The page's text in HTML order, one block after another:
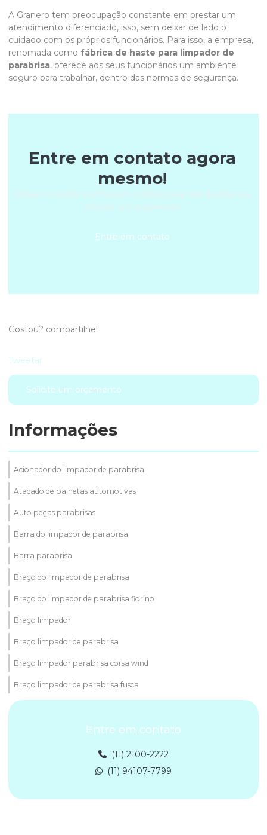
A Granero tem preocupação constante em prestar um
atendimento diferenciado, isso, sem deixar de lado o
cuidado com os próprios funcionários. Para isso, a empresa,
renomada como fábrica de haste para limpador de
parabrisa, oferece aos seus funcionários um ambiente
seguro para trabalhar, dentro das normas de segurança.
Entre em contato agora
mesmo!
Clique no botão e entre em contato para tirar dúvidas ou
solicitar um orçamento
Entre em contato
Gostou? compartilhe!
Tweetar
Solicite um orçamento
Informações
Acionador do limpador de parabrisa
Atacado de palhetas automotivas
Auto peças parabrisas
Barra do limpador de parabrisa
Barra parabrisa
Braço do limpador de parabrisa
Braço do limpador de parabrisa fiorino
Braço limpador
Braço limpador de parabrisa
Braço limpador parabrisa corsa wind
Braço limpador de parabrisa fusca
Braço limpador parabrisa ônibus
Braço limpador parabrisa tipo 95
Comprar braço limpador
Comprar limpador de parabrisa
Entre em contato
(11) 2100-2222
(11) 94107-7799